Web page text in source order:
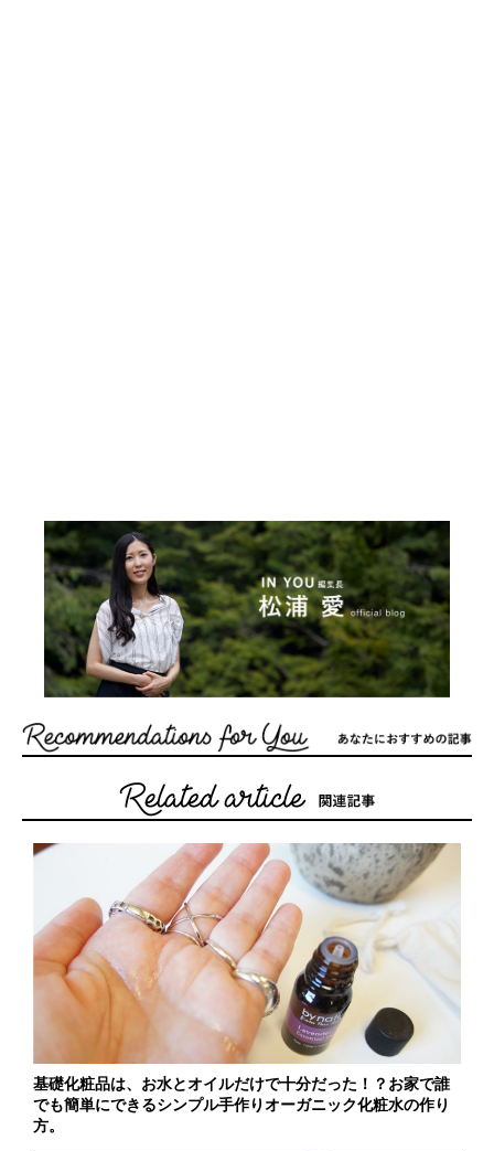
基礎化粧品は、お水とオイルだけで十分だった！？お家で誰
でも簡単にできるシンプル手作りオーガニック化粧水の作り
方。